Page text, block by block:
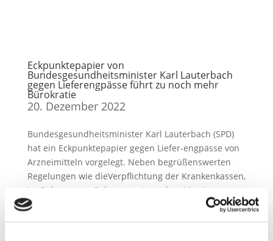
Eckpunktepapier von
Bundesgesundheitsminister Karl Lauterbach
gegen Lieferengpässe führt zu noch mehr
Bürokratie
20. Dezember 2022
Bundesgesundheitsminister Karl Lauterbach (SPD)
hat ein Eckpunktepapier gegen Liefer-engpässe von
Arzneimitteln vorgelegt. Neben begrüßenswerten
Regelungen wie dieVerpflichtung der Krankenkassen,
im Rahmen von Rabattverträgen das Kriterium
„Anteilder...